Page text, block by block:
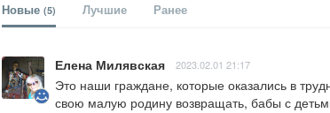
Новые (5) Лучшие Ранее
Елена Милявская 2023.02.01 21:17
Это наши граждане, которые оказались в
свою малую родину возвращать, бабы с